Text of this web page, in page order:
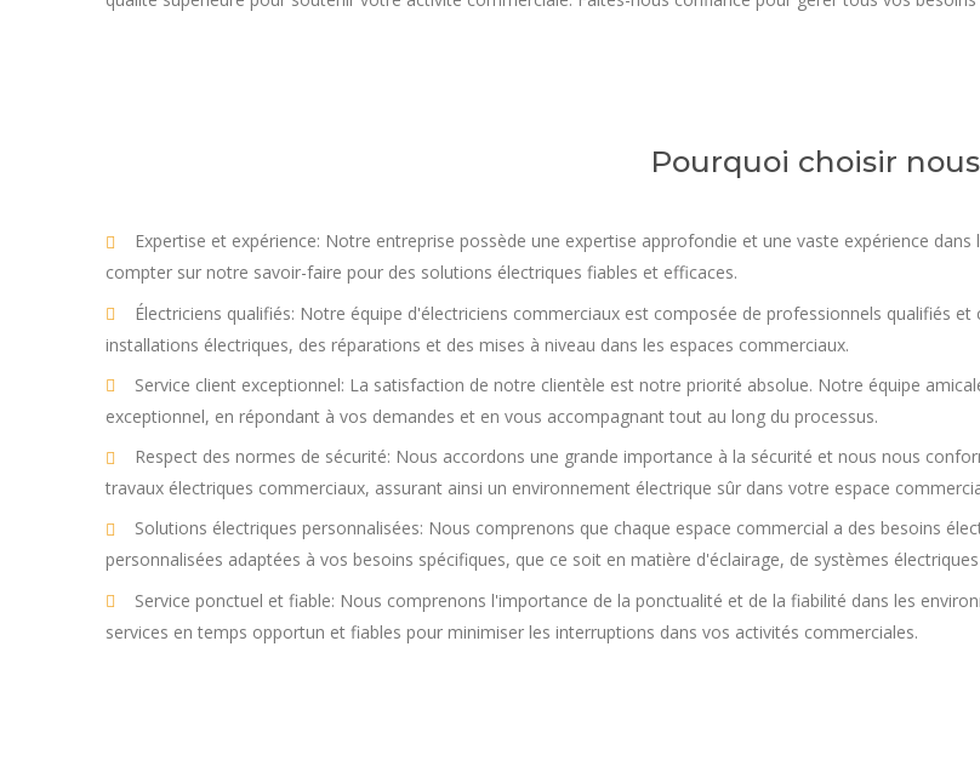
Pourquoi choisir nous
Expertise et expérience: Notre entreprise possède une expertise approfondie et une vaste expérience
compter sur notre savoir-faire pour des solutions électriques fiables et efficaces.
Électriciens qualifiés: Notre équipe d'électriciens commerciaux est composée de professionnels qualifiés
installations électriques, des réparations et des mises à niveau dans les espaces commerciaux.
Service client exceptionnel: La satisfaction de notre clientèle est notre priorité absolue. Notre équipe
exceptionnel, en répondant à vos demandes et en vous accompagnant tout au long du processus.
Respect des normes de sécurité: Nous accordons une grande importance à la sécurité et nous nous
travaux électriques commerciaux, assurant ainsi un environnement électrique sûr dans votre espace
Solutions électriques personnalisées: Nous comprenons que chaque espace commercial a des besoins
personnalisées adaptées à vos besoins spécifiques, que ce soit en matière d'éclairage, de systèmes
Service ponctuel et fiable: Nous comprenons l'importance de la ponctualité et de la fiabilité dans les
services en temps opportun et fiables pour minimiser les interruptions dans vos activités commerciales.